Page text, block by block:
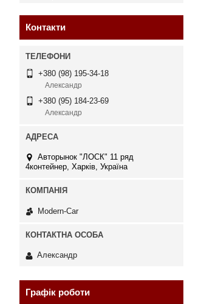
Контакти
+380 (98) 195-34-18
Александр
+380 (95) 184-23-69
Александр
Авторынок "ЛОСК" 11 ряд
4контейнер, Харків, Україна
Modern-Car
Александр
Графік роботи